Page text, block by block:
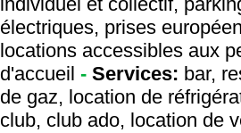
électriques, prises
locations accessibles aux
d'accueil - Services: bar,
de gaz, location de
club, club ado, location de